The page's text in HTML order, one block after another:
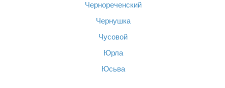
Чернореченский
Чернушка
Чусовой
Юрла
Юсьва